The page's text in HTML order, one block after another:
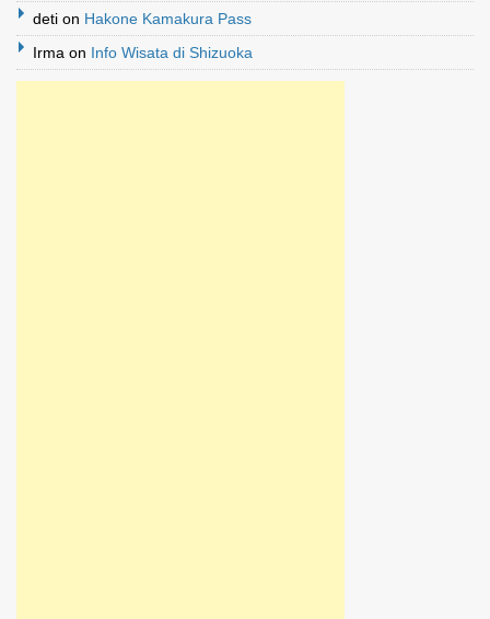
deti on Hakone Kamakura Pass
Irma on Info Wisata di Shizuoka